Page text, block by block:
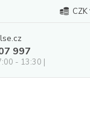
CZK
997
- 13:30 |